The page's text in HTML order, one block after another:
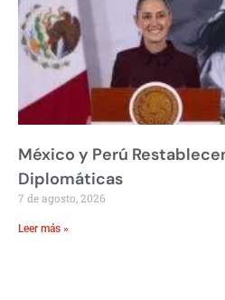
México y Perú
Diplomáticas
7 de agosto, 2026
Leer más »